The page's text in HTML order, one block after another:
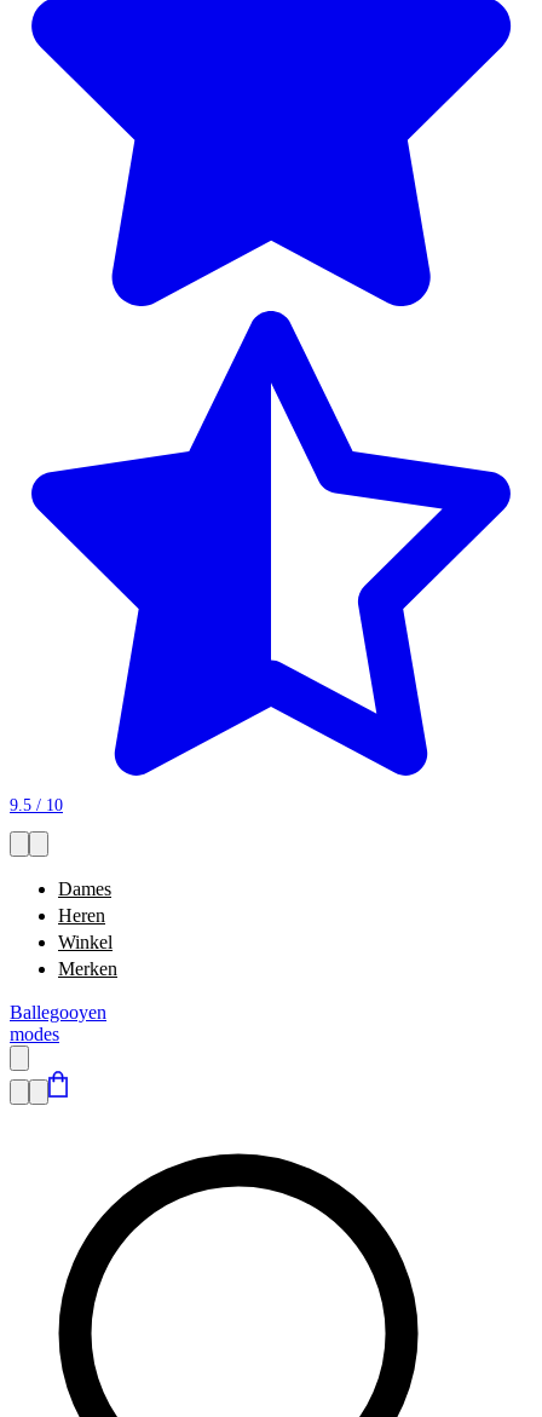
9.5 / 10
Dames
Heren
Winkel
Merken
Ballegooyen
modes